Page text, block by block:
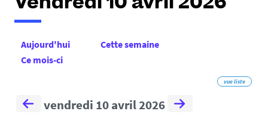
Vendredi 10 avril 2026
Aujourd'hui
Cette semaine
Ce mois-ci
vue liste
vendredi 10 avril 2026